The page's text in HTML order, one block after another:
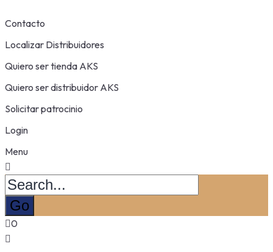
Contacto
Localizar Distribuidores
Quiero ser tienda AKS
Quiero ser distribuidor AKS
Solicitar patrocinio
Login
Menu
0